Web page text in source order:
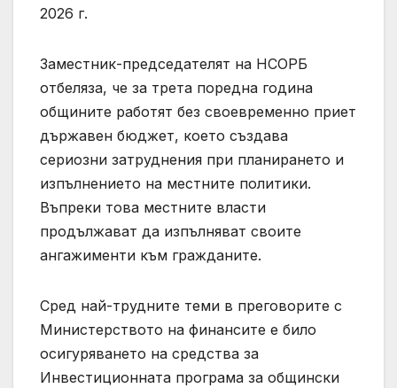
2026 г.
Заместник-председателят на НСОРБ
отбеляза, че за трета поредна година
общините работят без своевременно приет
държавен бюджет, което създава
сериозни затруднения при планирането и
изпълнението на местните политики.
Въпреки това местните власти
продължават да изпълняват своите
ангажименти към гражданите.
Сред най-трудните теми в преговорите с
Министерството на финансите е било
осигуряването на средства за
Инвестиционната програма за общински